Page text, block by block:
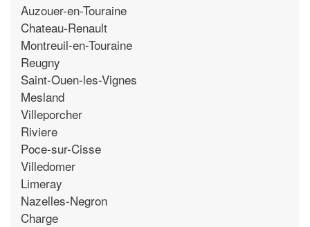
Auzouer-en-Touraine
Chateau-Renault
Montreuil-en-Touraine
Reugny
Saint-Ouen-les-Vignes
Mesland
Villeporcher
Riviere
Poce-sur-Cisse
Villedomer
Limeray
Nazelles-Negron
Charge